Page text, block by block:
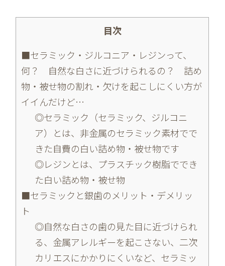
目次
■セラミック・ジルコニア・レジンって、
何？ 自然な白さに近づけられるの？ 詰め
物・被せ物の割れ・欠けを起こしにくい方が
イイんだけど…
◎セラミック（セラミック、ジルコニ
ア）とは、非金属のセラミック素材でで
きた自費の白い詰め物・被せ物です
◎レジンとは、プラスチック樹脂ででき
た白い詰め物・被せ物
■セラミックと銀歯のメリット・デメリッ
ト
◎自然な白さの歯の見た目に近づけられ
る、金属アレルギーを起こさない、二次
カリエスにかかりにくいなど、セラミッ